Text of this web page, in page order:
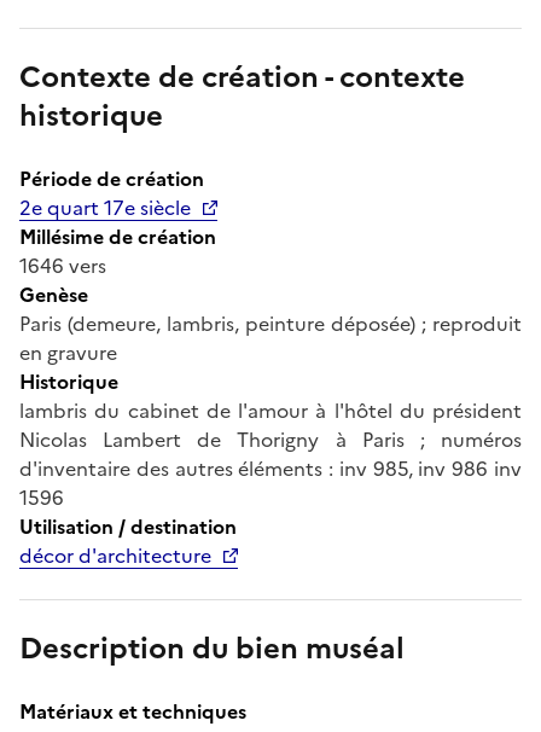
Contexte de création - contexte
historique
Période de création
2e quart 17e siècle
Millésime de création
1646 vers
Genèse
Paris (demeure, lambris, peinture déposée) ; reproduit
en gravure
Historique
lambris du cabinet de l'amour à l'hôtel du président
Nicolas Lambert de Thorigny à Paris ; numéros
d'inventaire des autres éléments : inv 985, inv 986 inv
1596
Utilisation / destination
décor d'architecture
Description du bien muséal
Matériaux et techniques